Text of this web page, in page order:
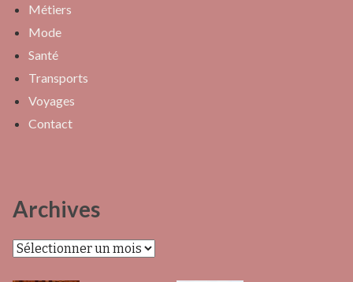
Métiers
Mode
Santé
Transports
Voyages
Contact
Archives
Archives